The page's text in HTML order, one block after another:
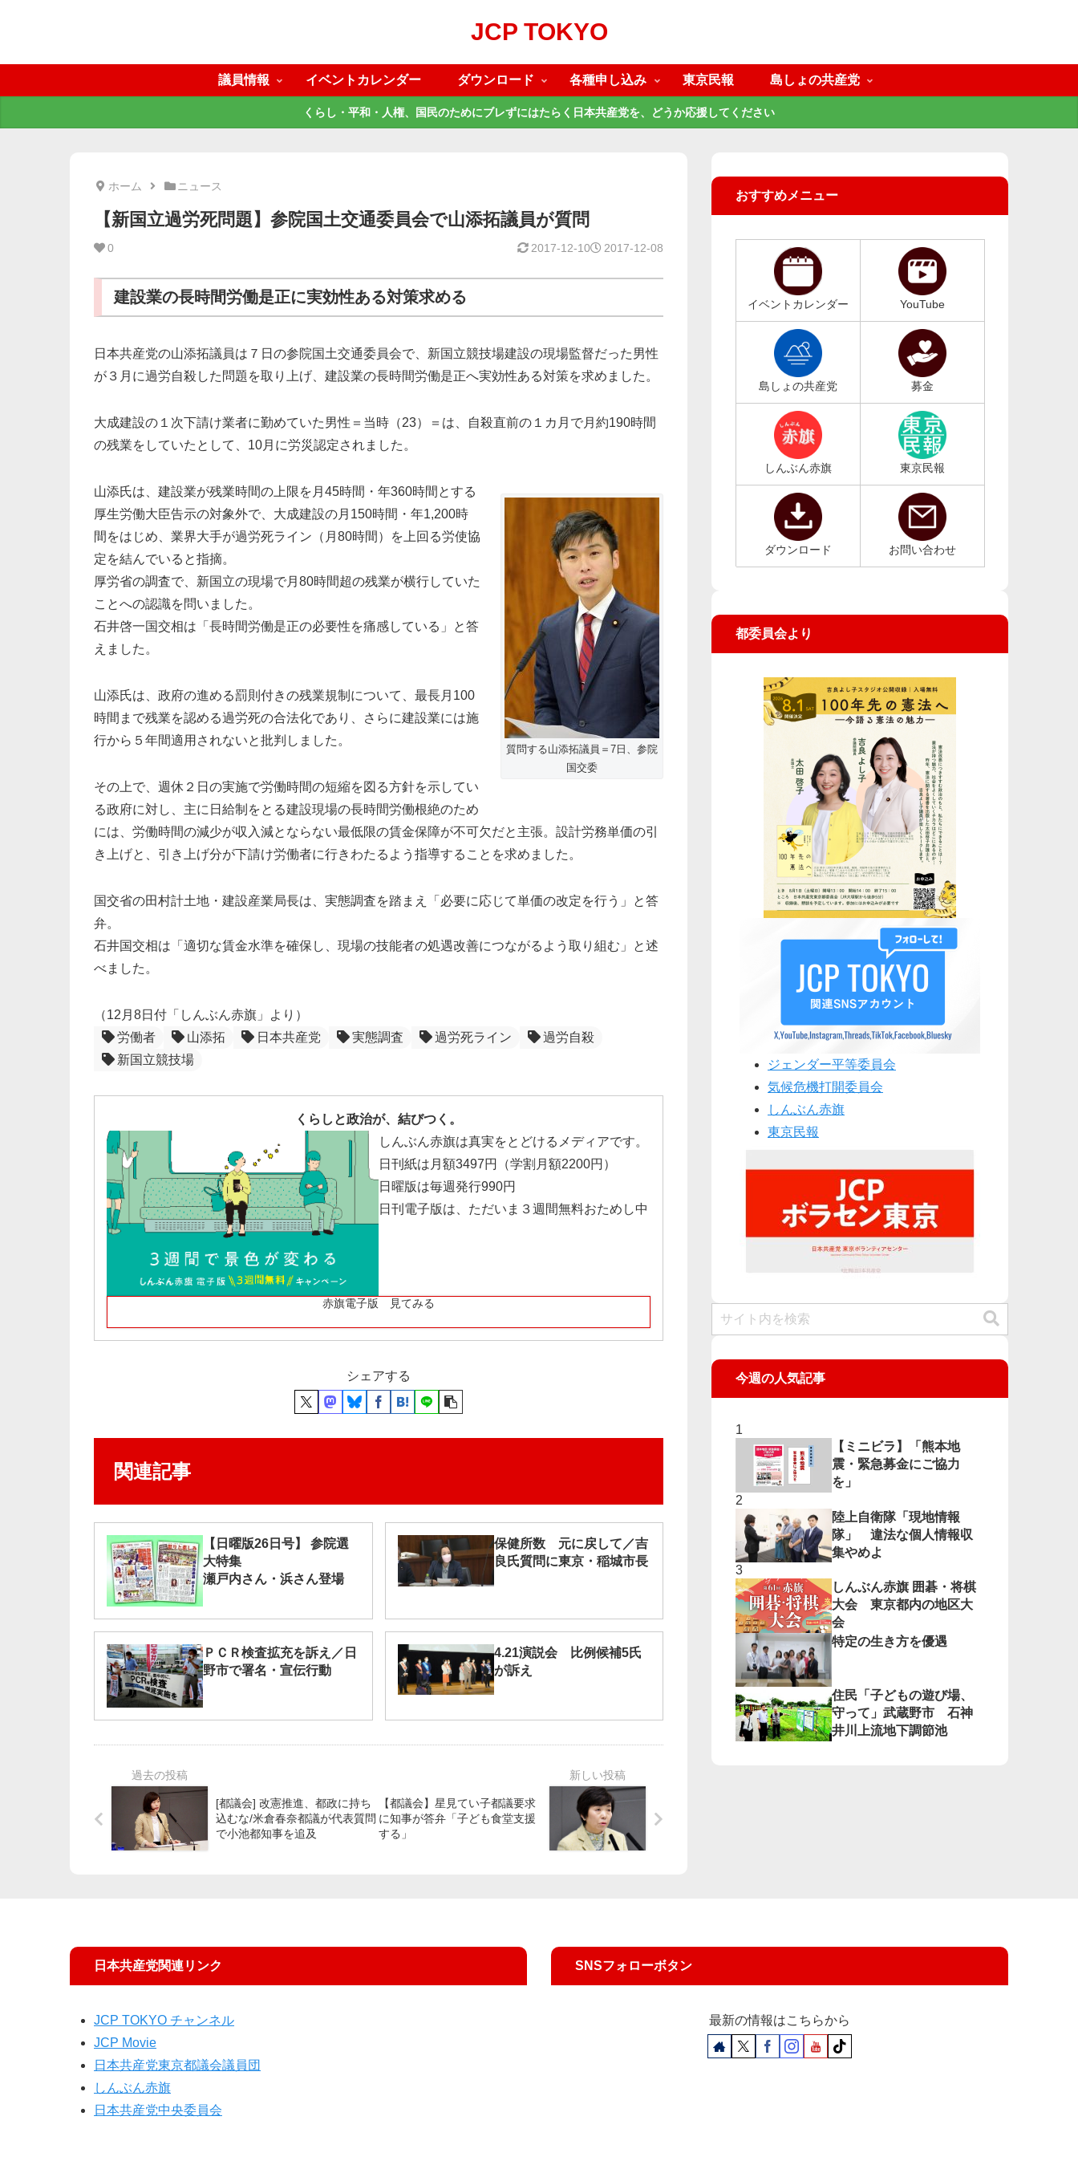
JCP TOKYO
議員情報 イベントカレンダー ダウンロード 各種申し込み 東京民報 島しょの共産党
くらし・平和・人権、国民のためにブレずにはたらく日本共産党を、どうか応援してください
ホーム ニュース
【新国立過労死問題】参院国土交通委員会で山添拓議員が質問
0 2017-12-08
2017-12-10
建設業の長時間労働是正に実効性ある対策求める
日本共産党の山添拓議員は７日の参院国土交通委員会で、新国立競技場建設の現場監督だった男性
が３月に過労自殺した問題を取り上げ、建設業の長時間労働是正へ実効性ある対策を求めました。
大成建設の１次下請け業者に勤めていた男性＝当時（23）＝は、自殺直前の１カ月で月約190時間
の残業をしていたとして、10月に労災認定されました。
質問する山添拓議員＝7日、参院
国交委
山添氏は、建設業が残業時間の上限を月45時間・年360時間とする
厚生労働大臣告示の対象外で、大成建設の月150時間・年1,200時
間をはじめ、業界大手が過労死ライン（月80時間）を上回る労使協
定を結んでいると指摘。
厚労省の調査で、新国立の現場で月80時間超の残業が横行していた
ことへの認識を問いました。
石井啓一国交相は「長時間労働是正の必要性を痛感している」と答
えました。
山添氏は、政府の進める罰則付きの残業規制について、最長月100
時間まで残業を認める過労死の合法化であり、さらに建設業には施
行から５年間適用されないと批判しました。
その上で、週休２日の実施で労働時間の短縮を図る方針を示してい
る政府に対し、主に日給制をとる建設現場の長時間労働根絶のため
には、労働時間の減少が収入減とならない最低限の賃金保障が不可欠だと主張。設計労務単価の引
き上げと、引き上げ分が下請け労働者に行きわたるよう指導することを求めました。
国交省の田村計土地・建設産業局長は、実態調査を踏まえ「必要に応じて単価の改定を行う」と答
弁。
石井国交相は「適切な賃金水準を確保し、現場の技能者の処遇改善につながるよう取り組む」と述
べました。
（12月8日付「しんぶん赤旗」より）
労働者
山添拓 日本共産党 実態調査 過労死ライン
過労自殺
新国立競技場
くらしと政治が、結びつく。
しんぶん赤旗は真実をとどけるメディアです。
日刊紙は月額3497円（学割月額2200円）
日曜版は毎週発行990円
日刊電子版は、ただいま３週間無料おためし中
赤旗電子版 見てみる
シェアする
関連記事
【日曜版26日号】 参院選
大特集
瀬戸内さん・浜さん登場
保健所数 元に戻して／吉
良氏質問に東京・稲城市長
ＰＣＲ検査拡充を訴え／日
野市で署名・宣伝行動
4.21演説会 比例候補5氏
が訴え
[都議会] 改憲推進、都政に持ち
込むな/米倉春奈都議が代表質問
で小池都知事を追及
【都議会】星見てい子都議要求
に知事が答弁「子ども食堂支援
する」
おすすめメニュー
イベントカレンダー YouTube
島しょの共産党 募金
しんぶん赤旗 東京民報
ダウンロード お問い合わせ
都委員会より
ジェンダー平等委員会
気候危機打開委員会
しんぶん赤旗
東京民報
今週の人気記事
【ミニビラ】「熊本地
震・緊急募金にご協力
を」
陸上自衛隊「現地情報
隊」 違法な個人情報収
集やめよ
しんぶん赤旗 囲碁・将棋
大会 東京都内の地区大
会
特定の生き方を優遇
住民「子どもの遊び場、
守って」武蔵野市 石神
井川上流地下調節池
日本共産党関連リンク
JCP TOKYO チャンネル
JCP Movie
日本共産党東京都議会議員団
しんぶん赤旗
日本共産党中央委員会
SNSフォローボタン
最新の情報はこちらから